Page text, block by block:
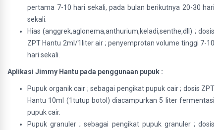
pertama 7-10 hari sekali, pada bulan berikutnya 20-30 hari
sekali.
Hias (anggrek,aglonema,anthurium,keladi,senthe,dll) ; dosis
ZPT Hantu 2ml/1liter air ; penyemprotan volume tinggi 7-10
hari sekali.
Aplikasi Jimmy Hantu pada penggunaan pupuk :
Pupuk organik cair ; sebagai pengikat pupuk cair ; dosis ZPT
Hantu 10ml (1tutup botol) diacampurkan 5 liter fermentasi
pupuk cair.
Pupuk granuler ; sebagai pengikat pupuk granuler ; dosis